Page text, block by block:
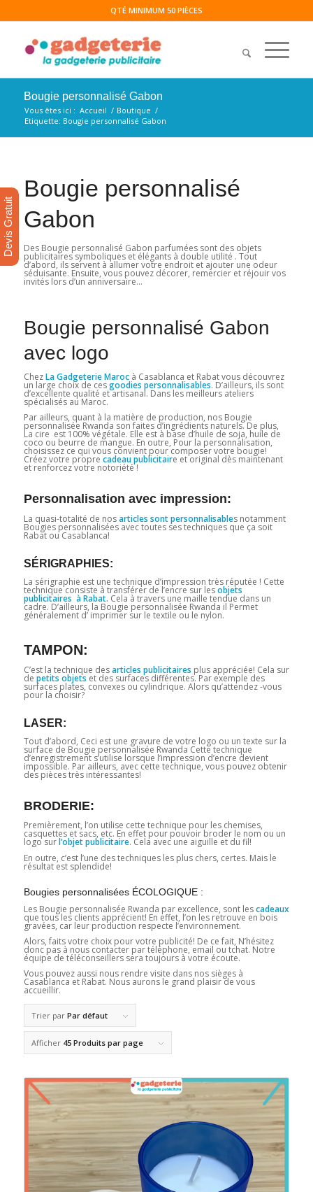
QTÉ MINIMUM 50 PIÈCES
Bougie personnalisé Gabon
Vous êtes ici : Accueil / Boutique /
Etiquette: Bougie personnalisé Gabon
Bougie personnalisé
Gabon
Des Bougie personnalisé Gabon parfumées sont des objets
publicitaires symboliques et élégants à double utilité . Tout
d’abord, ils servent à allumer votre endroit et ajouter une odeur
séduisante. Ensuite, vous pouvez décorer, remercier et réjouir vos
invités lors d’un anniversaire…
Bougie personnalisé Gabon
avec logo
ChezLa Gadgeterie Marocà Casablanca et Rabat vous découvrez
un large choix de cesgoodies personnalisables. D’ailleurs, ils sont
d’excellente qualité et artisanal. Dans les meilleurs ateliers
spécialisés au Maroc.
Par ailleurs, quant à la matière de production, nos Bougie
personnalisée Rwanda son faites d’ingrédients naturels. De plus,
La cire est 100% végétale. Elle est à base d’huile de soja, huile de
coco ou beurre de mangue. En outre, Pour la personnalisation,
choisissez ce qui vous convient pour composer votre bougie!
Créez votre propre cadeau publicitaire et original dès maintenant
et renforcez votre notoriété !
Personnalisation avec impression:
La quasi-totalité de nosarticles sont personnalisables notamment
Bougies personnalisées avec toutes ses techniques que ça soit
Rabat ou Casablanca!
SÉRIGRAPHIES:
La sérigraphie est une technique d’impression très réputée ! Cette
technique consiste à transférer de l’encre sur lesobjets
publicitaires à Rabat. Cela à travers une maille tendue dans un
cadre. D’ailleurs, la Bougie personnalisée Rwanda il Permet
généralement d’ imprimer sur le textile ou le nylon.
TAMPON:
C’est la technique desarticles publicitaires plus appréciée! Cela sur
de petits objets et des surfaces différentes. Par exemple des
surfaces plates, convexes ou cylindrique. Alors qu’attendez -vous
pour la choisir?
LASER:
Tout d’abord, Ceci est une gravure de votre logo ou un texte sur la
surface de Bougie personnalisée Rwanda Cette technique
d’enregistrement s’utilise lorsque l’impression d’encre devient
impossible. Par ailleurs, avec cette technique, vous pouvez obtenir
des pièces très intéressantes!
BRODERIE:
Premièrement, l’on utilise cette technique pour les chemises,
casquettes et sacs, etc. En effet pour pouvoir broder le nom ou un
logo surl’objet publicitaire. Cela avec une aiguille et du fil!
En outre, c’est l’une des techniques les plus chers, certes. Mais le
résultat est splendide!
Bougies personnalisées ÉCOLOGIQUE :
Les Bougie personnalisée Rwanda par excellence, sont lescadeaux
que tous les clients apprécient! En effet, l’on les retrouve en bois
gravées, car leur production respecte l’environnement.
Alors, faits votre choix pour votre publicité! De ce fait, N’hésitez
donc pas à nous contacter par téléphone, email ou tchat. Notre
équipe de téléconseillers sera toujours à votre écoute.
Vous pouvez aussi nous rendre visite dans nos sièges à
Casablanca et Rabat. Nous aurons le grand plaisir de vous
accueillir.
Trier par Par défaut
Afficher 45 Produits par page
Devis Gratuit